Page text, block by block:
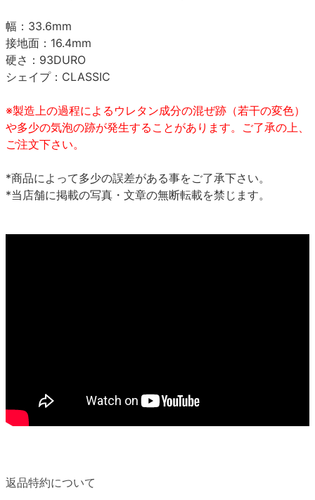
幅：33.6mm
接地面：16.4mm
硬さ：93DURO
シェイプ：CLASSIC
※製造上の過程によるウレタン成分の混ぜ跡（若干の変色）
や多少の気泡の跡が発生することがあります。ご了承の上、
ご注文下さい。
*商品によって多少の誤差がある事をご了承下さい。
*当店舗に掲載の写真・文章の無断転載を禁じます。
返品特約について